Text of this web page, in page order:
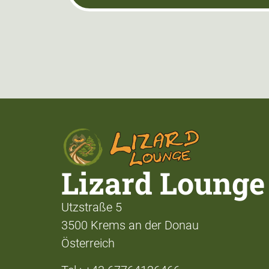
Lizard
Utzstraße 5
3500 Krems an der Donau
Österreich